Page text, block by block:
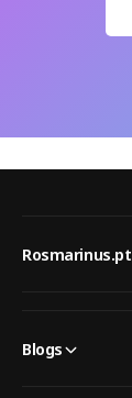
Rosmarinus.pt
Blogs